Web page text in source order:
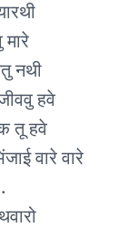
नथी
हवे
तू हवे
वारे वारे